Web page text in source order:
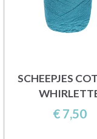
SCHEEPJES
€ 7,50